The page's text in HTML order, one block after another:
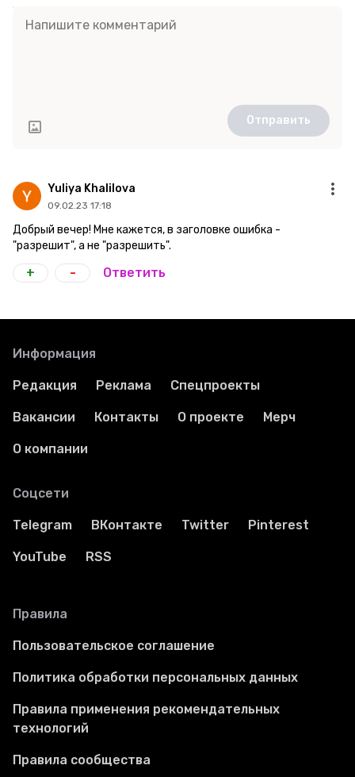
Отправить
Yuliya Khalilova
09.02.23 17:18
Добрый вечер! Мне кажется, в заголовке ошибка -
"разрешит", а не "разрешить".
+ - Ответить
Информация
Редакция Реклама Спецпроекты
Вакансии Контакты О проекте Мерч
О компании
Соцсети
Telegram ВКонтакте Twitter Pinterest
YouTube RSS
Правила
Пользовательское соглашение
Политика обработки персональных данных
Правила применения рекомендательных
технологий
Правила сообщества